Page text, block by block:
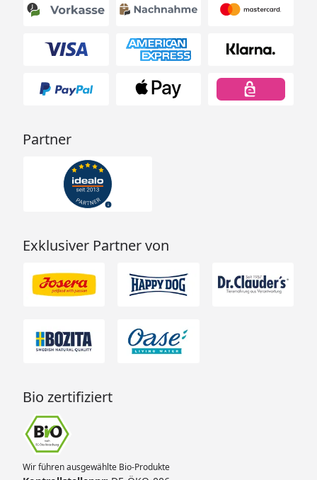
Partner
Exklusiver Partner von
Bio zertifiziert
Wir führen ausgewählte Bio-Produkte